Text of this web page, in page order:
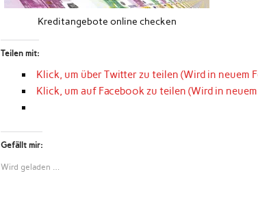
Kreditangebote online checken
Teilen mit:
Klick, um über Twitter zu teilen (Wird in neuem
Klick, um auf Facebook zu teilen (Wird in
Gefällt mir:
Wird geladen …